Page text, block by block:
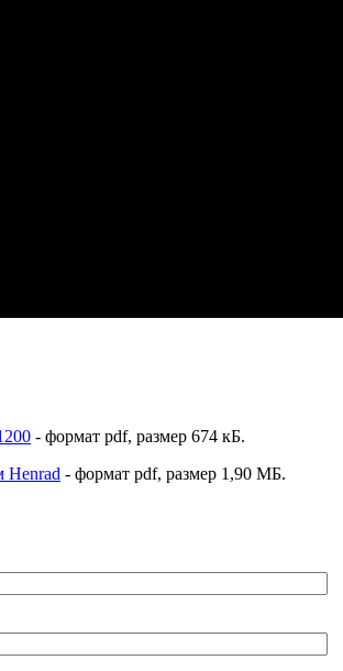
- формат pdf, размер 674 кБ.
Henrad - формат pdf, размер 1,90 МБ.